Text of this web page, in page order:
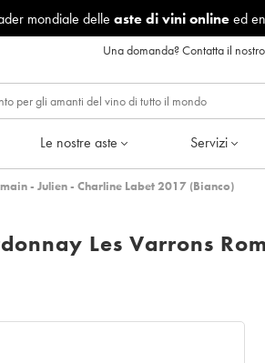
mondiale delle aste di vini onlineed
Una domanda?Contatta il
Le nostre aste Servizi
- Julien - Charline Labet 2017 (Bianco)
Les Varrons